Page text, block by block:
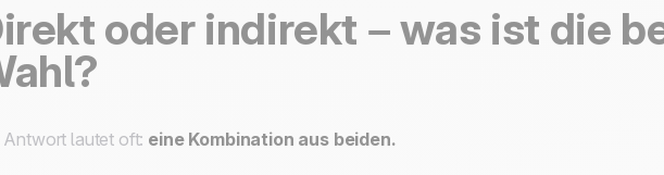
oder indirekt – was ist die
Antwort lautet oft: eine Kombination aus beiden.